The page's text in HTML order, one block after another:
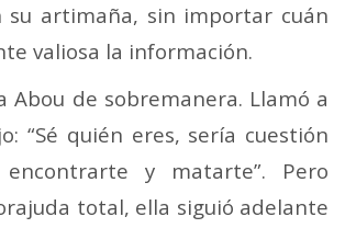
su artimaña, sin importar cuán
valiosa la información.
Abou de sobremanera. Llamó a
“Sé quién eres, sería cuestión
y matarte”. Pero
total, ella siguió adelante